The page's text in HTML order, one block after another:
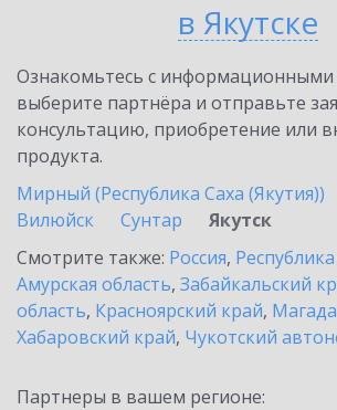
в Якутске
Ознакомьтесь с информационными
выберите партнёра и отправьте
консультацию, приобретение или
продукта.
Мирный (Республика Саха (Якутия))
Вилюйск
Сунтар
Якутск
Смотрите также: Россия,
Амурская область, Забайкальский
область, Красноярский край,
Хабаровский край, Чукотский
Партнеры в вашем регионе: